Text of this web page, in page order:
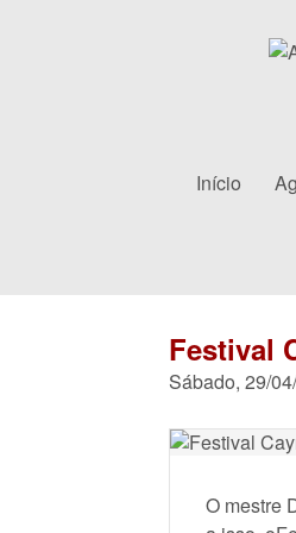
Início
Festival
Sábado, 29/
O mestre